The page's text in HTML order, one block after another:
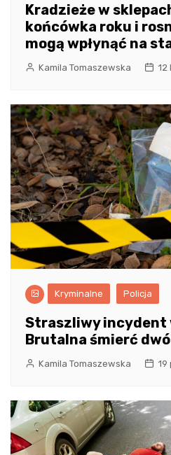
Kradzieże w
końcówka roku i
mogą wpłynąć na
Kamila Tomaszewska 12
Kryminalne Policja
Straszliwy incydent
Brutalna śmierć
Kamila Tomaszewska 19